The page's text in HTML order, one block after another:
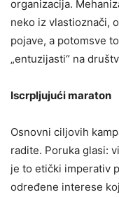
organizacija.
neko iz vlastioznači,
pojave, a potomsve
„entuzijasti“ na
Iscrpljujući maraton
Osnovni ciljovih
radite. Poruka glasi:
je to etički imperativ
određene interese